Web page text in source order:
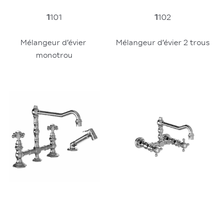
1101
Mélangeur d’évier
monotrou
1102
Mélangeur d’évier 2 trous